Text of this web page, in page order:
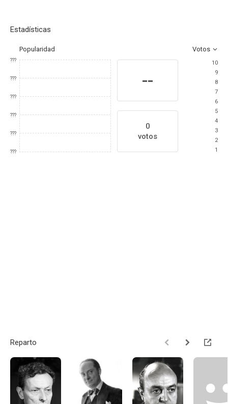
Estadísticas
Popularidad Votos
???
???
???
???
???
???
--
0
votos
10
9
8
7
6
5
4
3
2
1
Reparto